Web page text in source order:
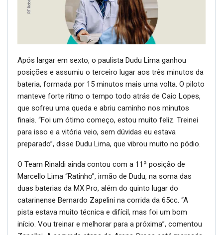
Após largar em sexto, o paulista Dudu Lima ganhou
posições e assumiu o terceiro lugar aos três minutos da
bateria, formada por 15 minutos mais uma volta. O piloto
manteve forte ritmo o tempo todo atrás de Caio Lopes,
que sofreu uma queda e abriu caminho nos minutos
finais. “Foi um ótimo começo, estou muito feliz. Treinei
para isso e a vitória veio, sem dúvidas eu estava
preparado”, disse Dudu Lima, que vibrou muito no pódio.
O Team Rinaldi ainda contou com a 11ª posição de
Marcello Lima “Ratinho”, irmão de Dudu, na soma das
duas baterias da MX Pro, além do quinto lugar do
catarinense Bernardo Zapelini na corrida da 65cc. “A
pista estava muito técnica e difícil, mas foi um bom
início. Vou treinar e melhorar para a próxima”, comentou